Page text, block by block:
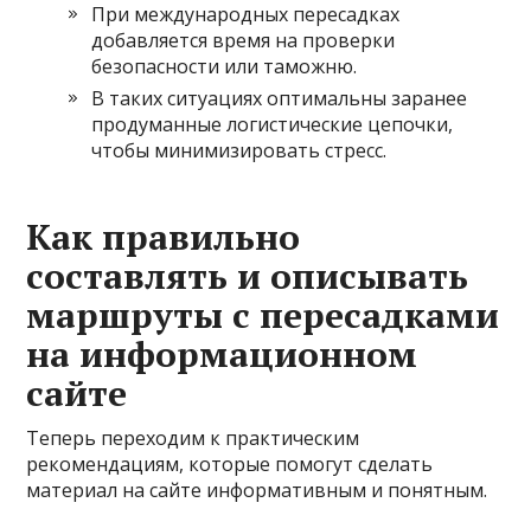
При международных пересадках
добавляется время на проверки
безопасности или таможню.
В таких ситуациях оптимальны заранее
продуманные логистические цепочки,
чтобы минимизировать стресс.
Как правильно
составлять и описывать
маршруты с пересадками
на информационном
сайте
Теперь переходим к практическим
рекомендациям, которые помогут сделать
материал на сайте информативным и понятным.